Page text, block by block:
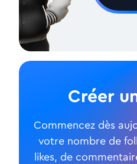
Créer
Commencez dès
votre nombre de
likes, de